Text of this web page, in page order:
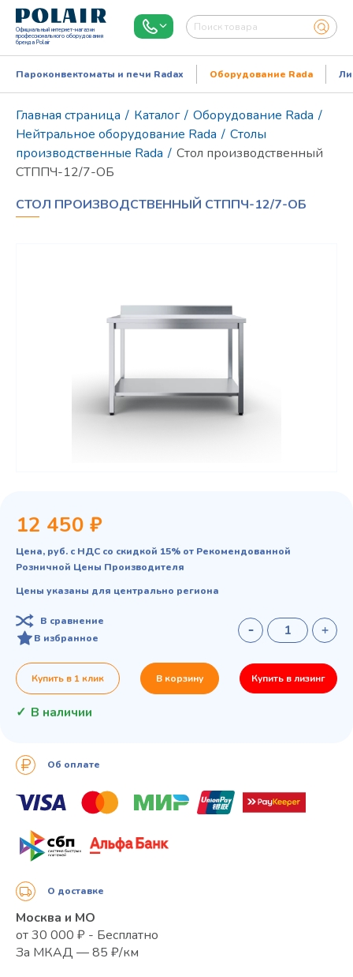
Официальный интернет-магазин
профессионального оборудования
бренда Polair
Пароконвектоматы и печи Radax Оборудование Rada
Главная страница / Каталог / Оборудование Rada /
Нейтральное оборудование Rada / Столы
производственные Rada / Стол производственный
СТППЧ-12/7-ОБ
СТОЛ ПРОИЗВОДСТВЕННЫЙ СТППЧ-12/7-ОБ
12 450 ₽
Цена, руб. с НДС со скидкой 15% от Рекомендованной
Розничной Цены Производителя
Цены указаны для центрально региона
В сравнение
В избранное
Купить в 1 клик В корзину Купить в лизинг
В наличии
Об оплате
О доставке
Москва и МО
от 30 000 ₽ - Бесплатно
За МКАД — 85 ₽/км